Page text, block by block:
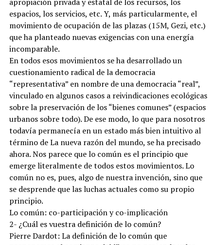
espacios, los servicios, etc. Y, más particularmente, el
movimiento de ocupación de las plazas (15M, Gezi, etc.)
que ha planteado nuevas exigencias con una energía
incomparable.
En todos esos movimientos se ha desarrollado un
cuestionamiento radical de la democracia
“representativa” en nombre de una democracia “real”,
vinculado en algunos casos a reivindicaciones ecológicas
sobre la preservación de los “bienes comunes” (espacios
urbanos sobre todo). De ese modo, lo que para nosotros
todavía permanecía en un estado más bien intuitivo al
término de La nueva razón del mundo, se ha precisado
ahora. Nos parece que lo común es el principio que
emerge literalmente de todos estos movimientos. Lo
común no es, pues, algo de nuestra invención, sino que
se desprende que las luchas actuales como su propio
principio.
Lo común: co-participación y co-implicación
2- ¿Cuál es vuestra definición de lo común?
Pierre Dardot: La definición de lo común que